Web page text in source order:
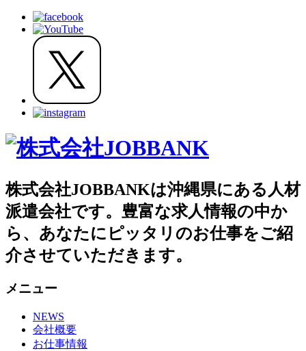
株式会社JOBBANKは沖縄県にある人材
派遣会社です。豊富な求人情報の中か
ら、あなたにピッタリのお仕事をご紹
介させていただきます。
メニュー
NEWS
会社概要
お仕事情報